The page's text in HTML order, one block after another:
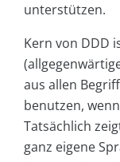
unterstützen.
Kern von DDD
aus allen
benutzen,
Tatsächlich
ganz eigene